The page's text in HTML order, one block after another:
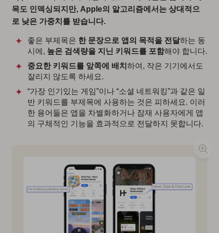
목도 인덱싱되지만, Apple의 알고리즘에서는 상대적으
로 낮은 가중치를 받습니다.
좋은 부제목은 한 문장으로 앱의 목적을 전달하는 동
시에, 높은 검색량을 지닌 키워드를 포함해야 합니다.
중요한 키워드를 앞쪽에 배치 하여, 작은 기기에서도
잘리지 않도록 하세요.
“가장 인기있는 게임”이나 “소셜 네트워킹”과 같은 일
반 키워드를 부제목에 사용하는 것은 피하세요. 이러
한 용어들은 앱을 차별화하거나 잠재 사용자에게 앱
의 구체적인 기능을 효과적으로 전달하지 못합니다.